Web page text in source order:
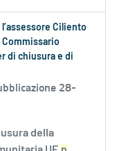
l’assessore Ciliento
Commissario
di chiusura e di
28-
della